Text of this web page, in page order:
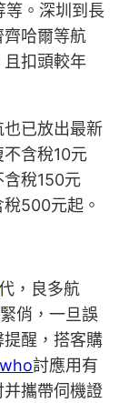
等。深圳到長
哈爾等航
扣頭較年
已放出最新
含稅10元
稅150元
500元起。
，良多航
俏，一旦誤
醒，搭客購
討應用有
攜帶伺機證